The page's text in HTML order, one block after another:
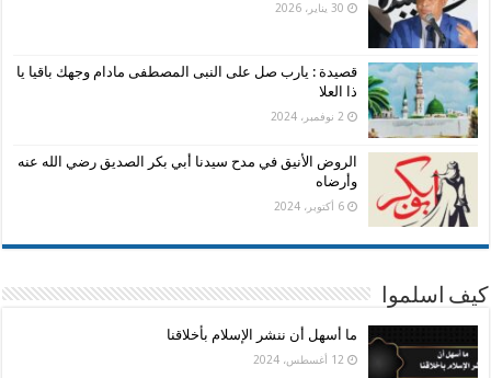
30 يناير، 2026
قصيدة : يارب صل على النبى المصطفى مادام وجهك باقيا يا
ذا العلا
2 نوفمبر، 2024
الروض الأنيق في مدح سيدنا أبي بكر الصديق رضي الله عنه
وأرضاه
6 أكتوبر، 2024
كيف اسلموا
ما أسهل أن ننشر الإسلام بأخلاقنا
12 أغسطس، 2024